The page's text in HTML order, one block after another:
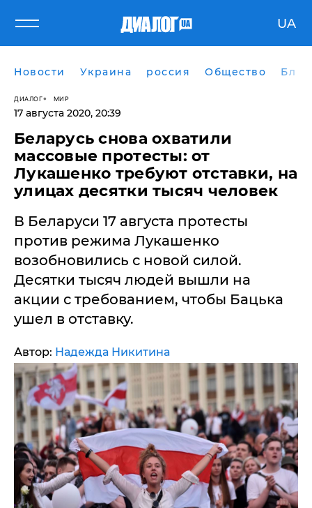
UA
Новости Украина россия Общество
ДИАЛОГ МИР
17 августа 2020, 20:39
Беларусь снова охватили
массовые протесты: от
Лукашенко требуют отставки, на
улицах десятки тысяч человек
В Беларуси 17 августа протесты
против режима Лукашенко
возобновились с новой силой.
Десятки тысяч людей вышли на
акции с требованием, чтобы Бацька
ушел в отставку.
Автор: Надежда Никитина